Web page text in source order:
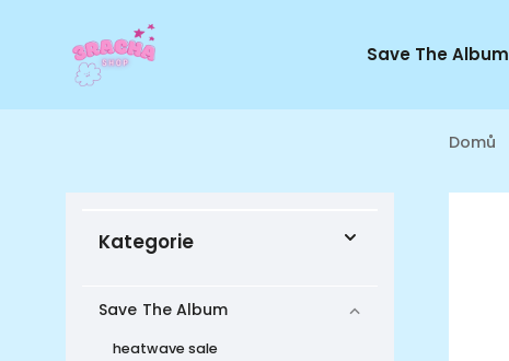
Save The Album
Domů
Kategorie
Save The Album
heatwave sale